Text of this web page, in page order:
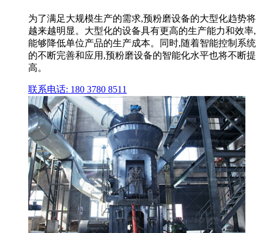
为了满足大规模生产的需求,预粉磨设备的大型化趋势将
越来越明显。大型化的设备具有更高的生产能力和效率,
能够降低单位产品的生产成本。同时,随着智能控制系统
的不断完善和应用,预粉磨设备的智能化水平也将不断提
高。
联系电话: 180 3780 8511